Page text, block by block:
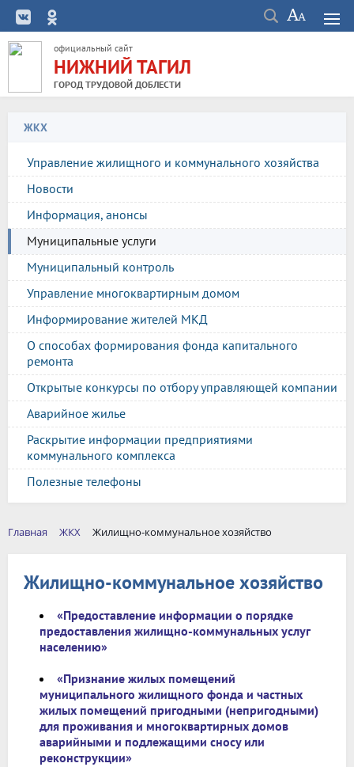
официальный сайт
НИЖНИЙ ТАГИЛ
ГОРОД ТРУДОВОЙ ДОБЛЕСТИ
ЖКХ
Управление жилищного и коммунального хозяйства
Новости
Информация, анонсы
Муниципальные услуги
Муниципальный контроль
Управление многоквартирным домом
Информирование жителей МКД
О способах формирования фонда капитального
ремонта
Открытые конкурсы по отбору управляющей компании
Аварийное жилье
Раскрытие информации предприятиями
коммунального комплекса
Полезные телефоны
Главная ЖКХ Жилищно-коммунальное хозяйство
Жилищно-коммунальное хозяйство
«Предоставление информации о порядке
предоставления жилищно-коммунальных услуг
населению»
«Признание жилых помещений
муниципального жилищного фонда и частных
жилых помещений пригодными (непригодными)
для проживания и многоквартирных домов
аварийными и подлежащими сносу или
реконструкции»